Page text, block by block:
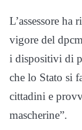
L’assessore ha
vigore del
i dispositivi di
che lo Stato si
cittadini e
mascherine”.